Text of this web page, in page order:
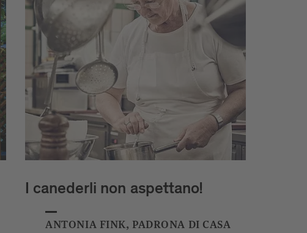
I canederli non aspettano!
ANTONIA FINK, PADRONA DI CASA